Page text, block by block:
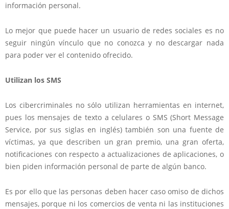
información personal.
Lo mejor que puede hacer un usuario de redes sociales es no
seguir ningún vínculo que no conozca y no descargar nada
para poder ver el contenido ofrecido.
Utilizan los SMS
Los cibercriminales no sólo utilizan herramientas en internet,
pues los mensajes de texto a celulares o SMS (Short Message
Service, por sus siglas en inglés) también son una fuente de
víctimas, ya que describen un gran premio, una gran oferta,
notificaciones con respecto a actualizaciones de aplicaciones, o
bien piden información personal de parte de algún banco.
Es por ello que las personas deben hacer caso omiso de dichos
mensajes, porque ni los comercios de venta ni las instituciones